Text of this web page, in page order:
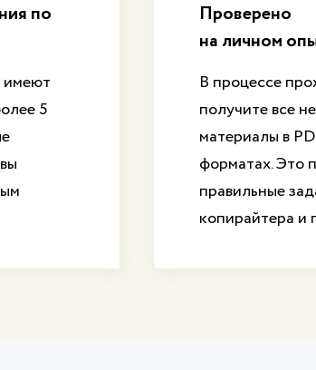
по
имеют
5
Проверено
на личном
В процессе
получите все
материалы в
форматах. Это
правильные
копирайтера и